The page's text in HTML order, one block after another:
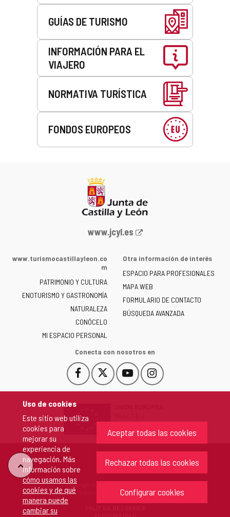
Uso de cookies
Este sitio web utiliza
cookies para
mejorar su
experiencia de
navegación. Más
información sobre
cómo usamos las
cookies y de qué
manera puede
cambiar su
Aceptar todas las cookies
Rechazar todas las cookies
Configurar cookies
GUÍAS DE TURISMO
INFORMACIÓN PARA EL
VIAJERO
NORMATIVA TURÍSTICA
FONDOS EUROPEOS
Portal
la
de
Castilla
y
León
-
www.jcyl.es
www.turismocastillayleon.co
m
PATRIMONIO Y CULTURA
ENOTURISMO Y GASTRONOMÍA
NATURALEZA
CONÓCELO
MI ESPACIO PERSONAL
Otra información de interés
ESPACIO PARA PROFESIONALES
MAPA WEB
FORMULARIO DE CONTACTO
BÚSQUEDA AVANZADA
Conecta con nosotros en
Facebook
Este
enlace
en
nueva.
Este
enlace
una
ventana
nueva.
YouTube
Este
enlace
una
ventana
nueva.
Instagram
Este
enlace
una
ventana
nueva.
"Volver
arriba"
Copyright 2026 - Junta de Castilla y León
Todos los derechos reservados.